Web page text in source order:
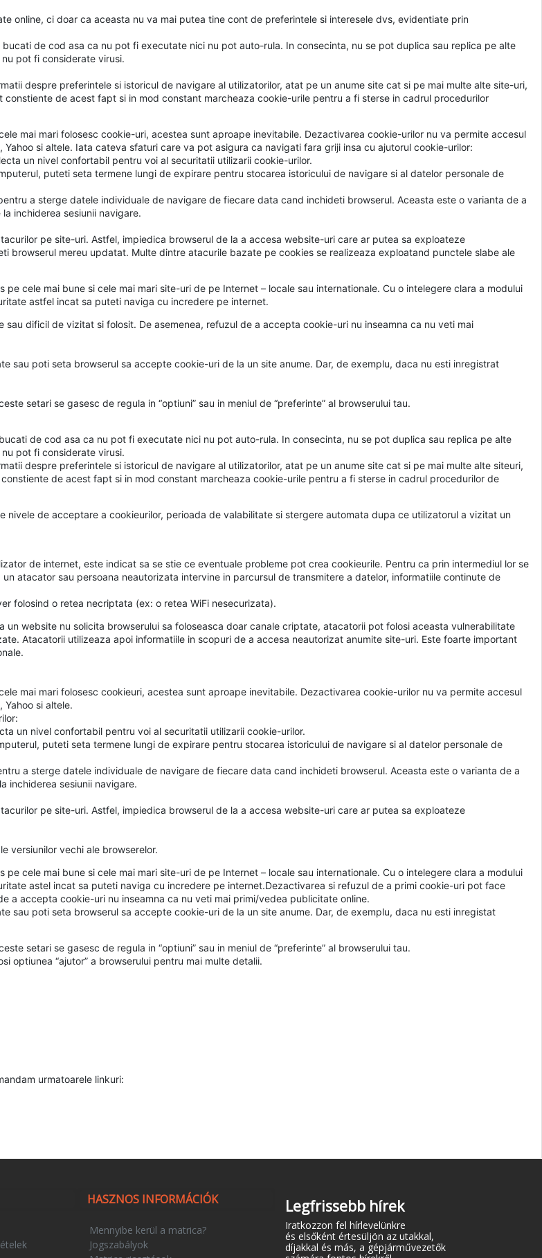
online, ci doar ca aceasta nu va mai putea tine cont de preferintele si interesele dvs, evidentiate prin
de cod asa ca nu pot fi executate nici nu pot auto-rula. In consecinta, nu se pot duplica sau replica pe alte
pot fi considerate virusi.
despre preferintele si istoricul de navigare al utilizatorilor, atat pe un anume site cat si pe mai multe alte site-uri,
de acest fapt si in mod constant marcheaza cookie-urile pentru a fi sterse in cadrul procedurilor
mai mari folosesc cookie-uri, acestea sunt aproape inevitabile. Dezactivarea cookie-urilor nu va permite accesul
si altele. Iata cateva sfaturi care va pot asigura ca navigati fara griji insa cu ajutorul cookie-urilor:
un nivel confortabil pentru voi al securitatii utilizarii cookie-urilor.
puteti seta termene lungi de expirare pentru stocarea istoricului de navigare si al datelor personale de
a sterge datele individuale de navigare de fiecare data cand inchideti browserul. Aceasta este o varianta de a
inchiderea sesiunii navigare.
pe site-uri. Astfel, impiedica browserul de la a accesa website-uri care ar putea sa exploateze
browserul mereu updatat. Multe dintre atacurile bazate pe cookies se realizeaza exploatand punctele slabe ale
cele mai bune si cele mai mari site-uri de pe Internet – locale sau internationale. Cu o intelegere clara a modului
astfel incat sa puteti naviga cu incredere pe internet.
dificil de vizitat si folosit. De asemenea, refuzul de a accepta cookie-uri nu inseamna ca nu veti mai
sau poti seta browserul sa accepte cookie-uri de la un site anume. Dar, de exemplu, daca nu esti inregistrat
setari se gasesc de regula in “optiuni” sau in meniul de “preferinte” al browserului tau.
de cod asa ca nu pot fi executate nici nu pot auto-rula. In consecinta, nu se pot duplica sau replica pe alte
pot fi considerate virusi.
despre preferintele si istoricul de navigare al utilizatorilor, atat pe un anume site cat si pe mai multe alte siteuri,
de acest fapt si in mod constant marcheaza cookie-urile pentru a fi sterse in cadrul procedurilor de
de acceptare a cookieurilor, perioada de valabilitate si stergere automata dupa ce utilizatorul a vizitat un
de internet, este indicat sa se stie ce eventuale probleme pot crea cookieurile. Pentru ca prin intermediul lor se
atacator sau persoana neautorizata intervine in parcursul de transmitere a datelor, informatiile continute de
folosind o retea necriptata (ex: o retea WiFi nesecurizata).
website nu solicita browserului sa foloseasca doar canale criptate, atacatorii pot folosi aceasta vulnerabilitate
Atacatorii utilizeaza apoi informatiile in scopuri de a accesa neautorizat anumite site-uri. Este foarte important
mai mari folosesc cookieuri, acestea sunt aproape inevitabile. Dezactivarea cookie-urilor nu va permite accesul
si altele.
un nivel confortabil pentru voi al securitatii utilizarii cookie-urilor.
puteti seta termene lungi de expirare pentru stocarea istoricului de navigare si al datelor personale de
a sterge datele individuale de navigare de fiecare data cand inchideti browserul. Aceasta este o varianta de a
inchiderea sesiunii navigare.
pe site-uri. Astfel, impiedica browserul de la a accesa website-uri care ar putea sa exploateze
versiunilor vechi ale browserelor.
cele mai bune si cele mai mari site-uri de pe Internet – locale sau internationale. Cu o intelegere clara a modului
astel incat sa puteti naviga cu incredere pe internet.Dezactivarea si refuzul de a primi cookie-uri pot face
a accepta cookie-uri nu inseamna ca nu veti mai primi/vedea publicitate online.
sau poti seta browserul sa accepte cookie-uri de la un site anume. Dar, de exemplu, daca nu esti inregistat
setari se gasesc de regula in “optiuni” sau in meniul de “preferinte” al browserului tau.
optiunea “ajutor” a browserului pentru mai multe detalii.
urmatoarele linkuri:
HASZNOS INFORMÁCIÓK
Mennyibe kerül a matrica?
Jogszabályok
Legfrissebb hírek
Iratkozzon fel hírlevelünkre
és elsőként értesüljön az utakkal,
díjakkal és más, a gépjárművezetők